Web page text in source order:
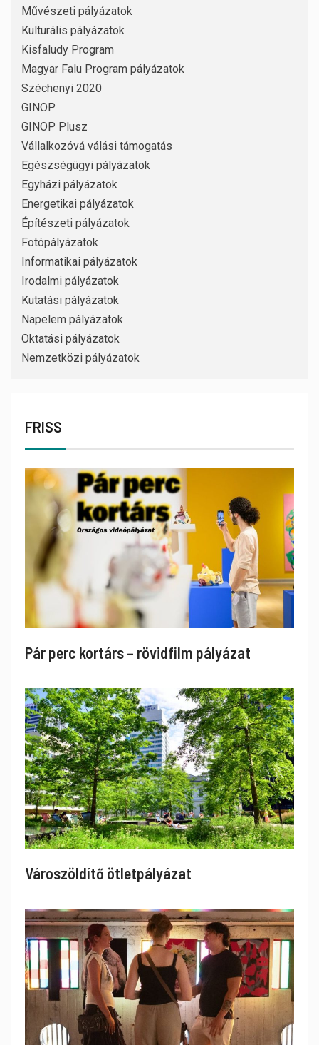
Művészeti pályázatok
Kulturális pályázatok
Kisfaludy Program
Magyar Falu Program pályázatok
Széchenyi 2020
GINOP
GINOP Plusz
Vállalkozóvá válási támogatás
Egészségügyi pályázatok
Egyházi pályázatok
Energetikai pályázatok
Építészeti pályázatok
Fotópályázatok
Informatikai pályázatok
Irodalmi pályázatok
Kutatási pályázatok
Napelem pályázatok
Oktatási pályázatok
Nemzetközi pályázatok
FRISS
Pár perc kortárs – rövidfilm pályázat
Városzöldítő ötletpályázat